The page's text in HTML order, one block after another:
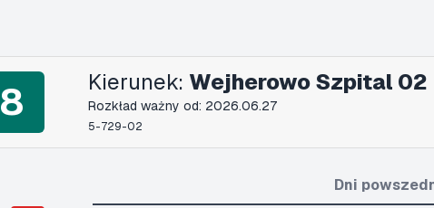
8 Kierunek: Wejherowo Szpital 02
Rozkład ważny od: 2026.06.27
5-729-02
Dni